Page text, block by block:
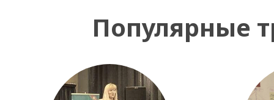
Популярные